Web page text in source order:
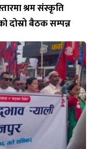
श्रम संस्कृति
दोस्रो बैठक सम्पन्न